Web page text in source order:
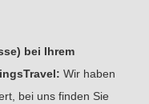
bei Ihrem
Wir haben
bei uns finden Sie